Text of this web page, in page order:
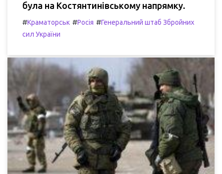
була на Костянтинівському напрямку.
#Краматорськ #Росія #Генеральний штаб Збройних
сил України